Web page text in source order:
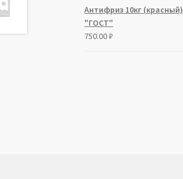
Антифриз 10кг (красный)
"ГОСТ"
750.00₽